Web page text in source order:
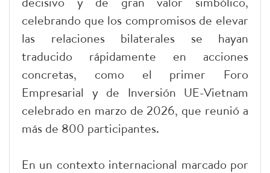
celebrando que los compromisos de elevar
las relaciones bilaterales se hayan
traducido rápidamente en acciones
concretas, como el primer Foro
Empresarial y de Inversión UE-Vietnam
celebrado en marzo de 2026, que reunió a
más de 800 participantes.
En un contexto internacional marcado por